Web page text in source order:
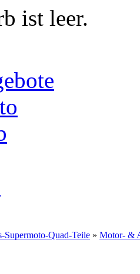
ist leer.
Supermoto-Quad-Teile » Motor- &